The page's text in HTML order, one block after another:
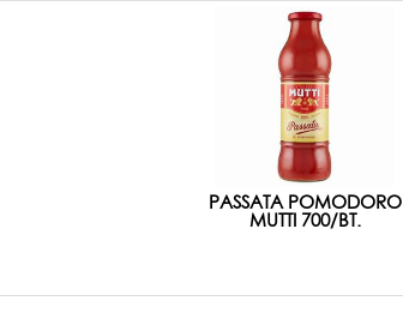
PASSATA POMODORO
MUTTI 700/BT.